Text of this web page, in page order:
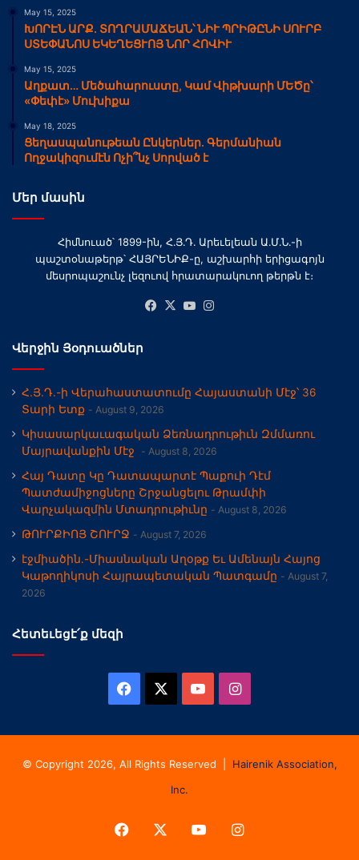
May 15, 2025
ԽՈՐԷՆ ԱՐՔ. ՏՈՂՐԱՄԱՃԵԱՆ՝ ՆԻՒ ՊՐԻԹԸՆԻ ՍՈՒՐԲ
ՍՏԵՓԱՆՈՍ ԵԿԵՂԵՑՒՈՅ ՆՈՐ ՀՈՎԻՒ
May 15, 2025
Աղքատ… Մեծահարուստը, Կամ Վիթխարի ՄԵԾը՝
«Փեփէ» Մուխիքա
May 18, 2025
Ցեղասպանութեան Ընկերներ. Գերմանիան
Ողջակիզումէն Ոչի՞նչ Սորված է
Մեր մասին
Հիմնուած՝ 1899-ին, Հ․Յ․Դ․ Արեւելեան Ա․Մ․Ն․-ի
պաշտօնաթերթ՝ ՀԱՅՐԵՆԻՔ-ը, աշխարհի երիցագոյն
մեսրոպաշունչ լեզուով հրատարակուող թերթն է։
Facebook
X YouTube
Վերջին Յօդուածներ
Հ.Յ.Դ.-ի Վերահաստատումը Հայաստանի Մէջ՝ 36
Տարի Ետք
August 9, 2026
Կիսասարկաւագական Ձեռնադրութիւն Զմմառու
Մայրավանքին Մէջ
August 8, 2026
Հայ Դատը Կը Դատապարտէ Պաքուի Դէմ
Պատժամիջոցները Շրջանցելու Թրամփի
Վարչակազմին Մտադրութիւնը
August 8, 2026
ԹՈՒՐՔԻՈՅ ՇՈՒՐՋ August 7, 2026
էջմիածին․-Միասնական Աղօթք Եւ Ամենայն Հայոց
Կաթողիկոսի Հայրապետական Պատգամը
August 7,
2026
Հետեւեցէ՛ք մեզի
Facebook YouTubeInstagram
© Copyright 2026, All Rights Reserved | Hairenik Association,
Inc.
Facebook YouTubeInstagram